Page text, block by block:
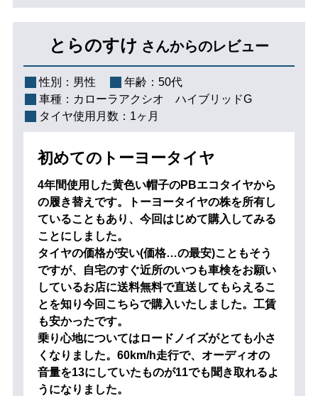
とらのすけ さんからのレビュー
性別： 男性 年齢： 50代
車種： カローラアクシオ ハイブリッドG
タイヤ使用月数： 1ヶ月
初めてのトーヨータイヤ
4年間使用した黄色い帽子のPBエコタイヤから
の履き替えです。トーヨータイヤの株を所有し
ていることもあり、今回はじめて購入してみる
ことにしました。
タイヤの価格が安い(価格…の最安)こともそう
ですが、自宅のすぐ近所のいつも車検をお願い
しているお店に送料無料で直送してもらえるこ
とを知り今回こちらで購入いたしました。工賃
も安かったです。
乗り心地についてはロードノイズがとても小さ
くなりました。60km/h走行で、オーディオの
音量を13にしていたものが11でも聞き取れるよ
うになりました。